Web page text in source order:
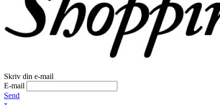
Skriv din e-mail
E-mail
Send